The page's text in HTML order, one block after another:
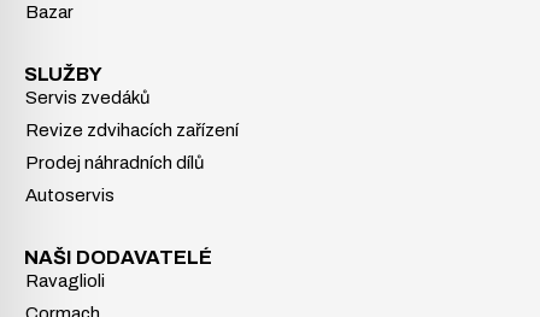
Bazar
SLUŽBY
Servis zvedáků
Revize zdvihacích zařízení
Prodej náhradních dílů
Autoservis
NAŠI DODAVATELÉ
Ravaglioli